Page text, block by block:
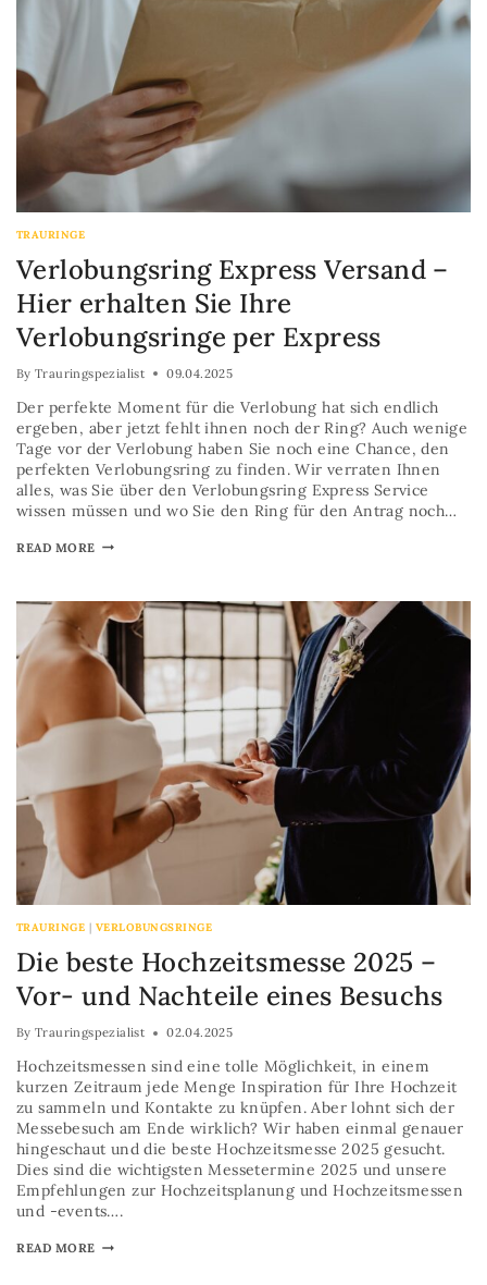
TRAURINGE
Verlobungsring Express Versand –
Hier erhalten Sie Ihre
Verlobungsringe per Express
By Trauringspezialist 09.04.2025
Der perfekte Moment für die Verlobung hat sich endlich
ergeben, aber jetzt fehlt ihnen noch der Ring? Auch wenige
Tage vor der Verlobung haben Sie noch eine Chance, den
perfekten Verlobungsring zu finden. Wir verraten Ihnen
alles, was Sie über den Verlobungsring Express Service
wissen müssen und wo Sie den Ring für den Antrag noch…
READ MORE
TRAURINGE | VERLOBUNGSRINGE
Die beste Hochzeitsmesse 2025 –
Vor- und Nachteile eines Besuchs
By Trauringspezialist 02.04.2025
Hochzeitsmessen sind eine tolle Möglichkeit, in einem
kurzen Zeitraum jede Menge Inspiration für Ihre Hochzeit
zu sammeln und Kontakte zu knüpfen. Aber lohnt sich der
Messebesuch am Ende wirklich? Wir haben einmal genauer
hingeschaut und die beste Hochzeitsmesse 2025 gesucht.
Dies sind die wichtigsten Messetermine 2025 und unsere
Empfehlungen zur Hochzeitsplanung und Hochzeitsmessen
und -events….
READ MORE